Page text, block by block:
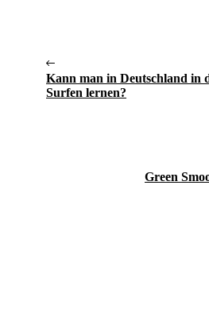
Kann man in Deutschland in
Surfen lernen?
Green